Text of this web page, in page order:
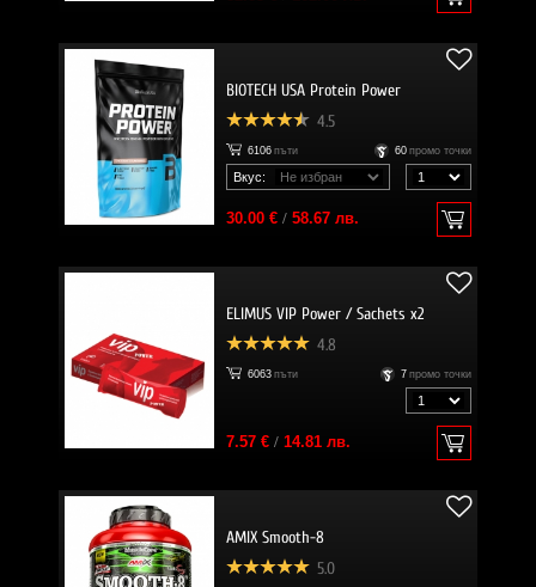
BIOTECH USA Protein Power
4.5
6106 пъти 60 промо точки
Вкус:
30.00 €/ 58.67 лв.
ELIMUS VIP Power / Sachets x2
4.8
6063 пъти 7 промо точки
7.57 €/ 14.81 лв.
AMIX Smooth-8
5.0